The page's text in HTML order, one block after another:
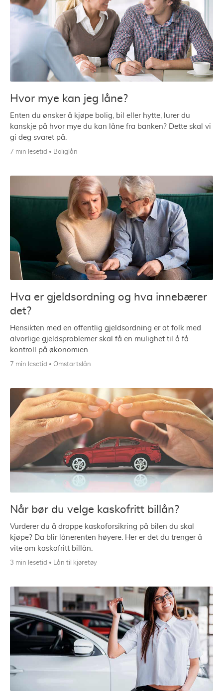
Hvor mye kan jeg låne?
Enten du ønsker å kjøpe bolig, bil eller hytte, lurer du
kanskje på hvor mye du kan låne fra banken? Dette skal vi
gi deg svaret på.
7 min lesetid Boliglån
Hva er gjeldsordning og hva innebærer
det?
Hensikten med en offentlig gjeldsordning er at folk med
alvorlige gjeldsproblemer skal få en mulighet til å få
kontroll på økonomien.
7 min lesetid Omstartslån
Når bør du velge kaskofritt billån?
Vurderer du å droppe kaskoforsikring på bilen du skal
kjøpe? Da blir lånerenten høyere. Her er det du trenger å
vite om kaskofritt billån.
3 min lesetid Lån til kjøretøy